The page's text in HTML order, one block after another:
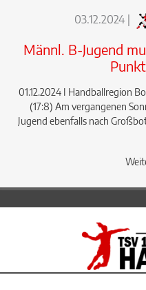
03.12.2024
Männl. B-Jugend
01.12.2024 I Handballregion
(17:8) Am vergangenen
Jugend ebenfalls nach